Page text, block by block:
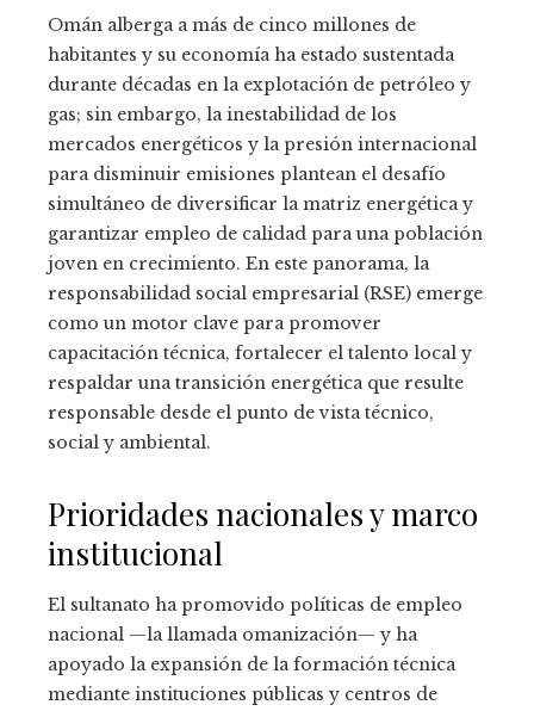
Omán alberga a más de cinco millones de
habitantes y su economía ha estado sustentada
durante décadas en la explotación de petróleo y
gas; sin embargo, la inestabilidad de los
mercados energéticos y la presión internacional
para disminuir emisiones plantean el desafío
simultáneo de diversificar la matriz energética y
garantizar empleo de calidad para una población
joven en crecimiento. En este panorama, la
responsabilidad social empresarial (RSE) emerge
como un motor clave para promover
capacitación técnica, fortalecer el talento local y
respaldar una transición energética que resulte
responsable desde el punto de vista técnico,
social y ambiental.
Prioridades nacionales y marco
institucional
El sultanato ha promovido políticas de empleo
nacional —la llamada omanización— y ha
apoyado la expansión de la formación técnica
mediante instituciones públicas y centros de